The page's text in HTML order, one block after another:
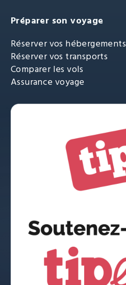
Préparer son voyage
Réserver vos hébergements
Réserver vos transports
Comparer les vols
Assurance voyage